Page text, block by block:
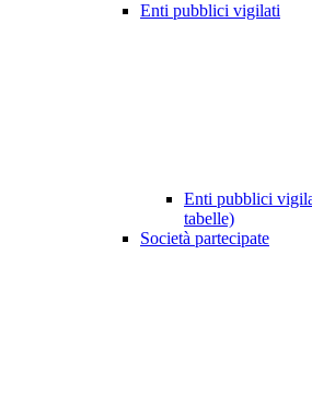
Enti pubblici vigilati
Enti pubblici
tabelle)
Società partecipate